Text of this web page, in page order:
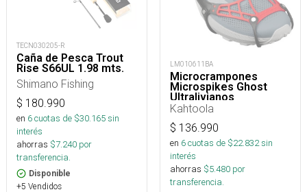
TECN030205-R
Caña de Pesca Trout
Rise S66UL 1.98 mts.
Shimano Fishing
$ 180.990
en 6cuotas de $30.165sin
interés
ahorras $7.240 por
transferencia.
Disponible
+5 Vendidos
LM010611BA
Microcrampones
Microspikes Ghost
Ultralivianos
Kahtoola
$ 136.990
en 6cuotas de $22.832sin
interés
ahorras $5.480 por
transferencia.